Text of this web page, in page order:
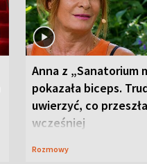
Anna z „Sanatorium
pokazała biceps.
uwierzyć, co przeszła
wcześniej
Rozmowy